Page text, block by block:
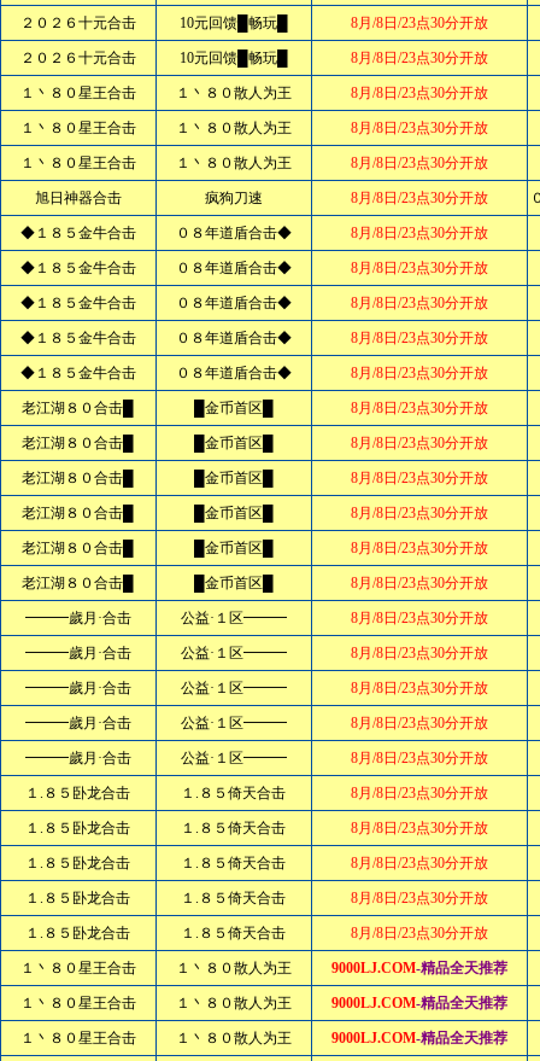
２０２６十元合击 10元回馈█畅玩█ 8月/8日/23点30分开放
２０２６十元合击 10元回馈█畅玩█ 8月/8日/23点30分开放
１丶８０星王合击 １丶８０散人为王 8月/8日/23点30分开放
１丶８０星王合击 １丶８０散人为王 8月/8日/23点30分开放
１丶８０星王合击 １丶８０散人为王 8月/8日/23点30分开放
旭日神器合击 疯狗刀速 8月/8日/23点30分开放
◆１８５金牛合击 ０８年道盾合击◆ 8月/8日/23点30分开放
◆１８５金牛合击 ０８年道盾合击◆ 8月/8日/23点30分开放
◆１８５金牛合击 ０８年道盾合击◆ 8月/8日/23点30分开放
◆１８５金牛合击 ０８年道盾合击◆ 8月/8日/23点30分开放
◆１８５金牛合击 ０８年道盾合击◆ 8月/8日/23点30分开放
老江湖８０合击█ █金币首区█ 8月/8日/23点30分开放
老江湖８０合击█ █金币首区█ 8月/8日/23点30分开放
老江湖８０合击█ █金币首区█ 8月/8日/23点30分开放
老江湖８０合击█ █金币首区█ 8月/8日/23点30分开放
老江湖８０合击█ █金币首区█ 8月/8日/23点30分开放
老江湖８０合击█ █金币首区█ 8月/8日/23点30分开放
━━━歲月·合击 公益·１区━━━ 8月/8日/23点30分开放
━━━歲月·合击 公益·１区━━━ 8月/8日/23点30分开放
━━━歲月·合击 公益·１区━━━ 8月/8日/23点30分开放
━━━歲月·合击 公益·１区━━━ 8月/8日/23点30分开放
━━━歲月·合击 公益·１区━━━ 8月/8日/23点30分开放
１.８５卧龙合击 １.８５倚天合击 8月/8日/23点30分开放
１.８５卧龙合击 １.８５倚天合击 8月/8日/23点30分开放
１.８５卧龙合击 １.８５倚天合击 8月/8日/23点30分开放
１.８５卧龙合击 １.８５倚天合击 8月/8日/23点30分开放
１.８５卧龙合击 １.８５倚天合击 8月/8日/23点30分开放
１丶８０星王合击 １丶８０散人为王 9000LJ.COM-精品全天推荐
１丶８０星王合击 １丶８０散人为王 9000LJ.COM-精品全天推荐
１丶８０星王合击 １丶８０散人为王 9000LJ.COM-精品全天推荐